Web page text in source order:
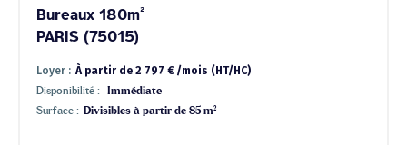
Bureaux 180m²
PARIS (75015)
Loyer : À partir de 2 797 € /mois (HT/HC)
Disponibilité :
Immédiate
Surface : Divisibles à partir de 85 m²